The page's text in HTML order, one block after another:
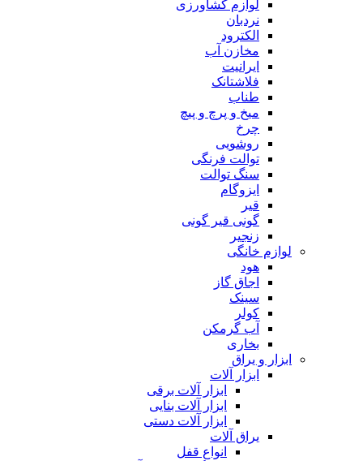
لوازم کشاورزی
نردبان
الکترود
مخازن آب
ایرانیت
فلاشتانک
طناب
میخ و پرچ و پیچ
چرخ
روشویی
توالت فرنگی
سنگ توالت
ایزوگام
قیر
گونی قیر گونی
زنجیر
لوازم خانگی
هود
اجاق گاز
سینک
کولر
آب گرمکن
بخاری
ابزار و یراق
ابزار آلات
ابزار آلات برقی
ابزار آلات بنایی
ابزار آلات دستی
یراق آلات
انواع قفل